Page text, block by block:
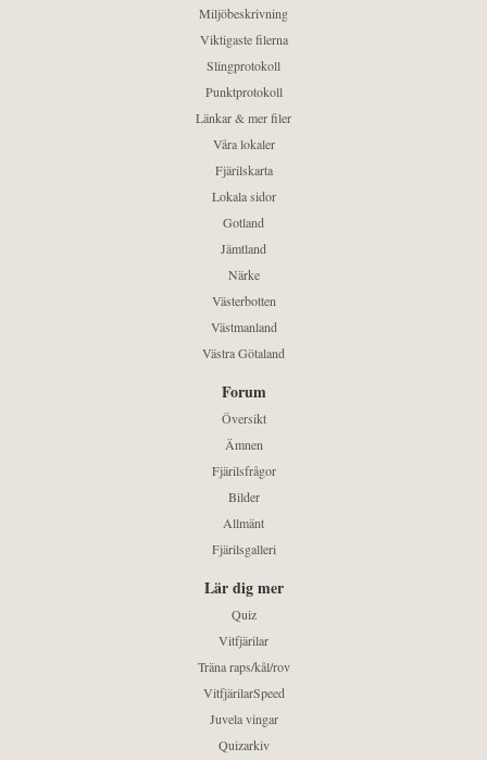
Miljöbeskrivning
Viktigaste filerna
Slingprotokoll
Punktprotokoll
Länkar & mer filer
Våra lokaler
Fjärilskarta
Lokala sidor
Gotland
Jämtland
Närke
Västerbotten
Västmanland
Västra Götaland
Forum
Översikt
Ämnen
Fjärilsfrågor
Bilder
Allmänt
Fjärilsgalleri
Lär dig mer
Quiz
Vitfjärilar
Träna raps/kål/rov
VitfjärilarSpeed
Juvela vingar
Quizarkiv